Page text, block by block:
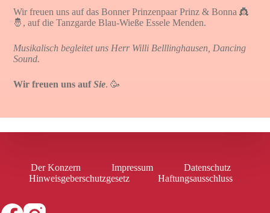
Wir freuen uns auf das Bonner Prinzenpaar Prinz & Bonna 👸
🤴, auf die Tanzgarde Blau-Wieße Essele Menden.
Musikalisch begleitet uns Herr Willi Belllinghausen, Dancing
Sound.
Wir freuen uns aufSie. 🥳
Der Konzern Impressum
Datenschutz
Hinweisgeberschutzgesetz
Haftungsausschluss